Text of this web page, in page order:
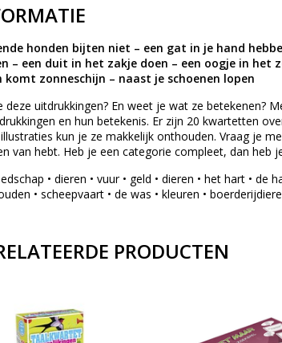
honden bijten niet – een gat in je hand
– een duit in het zakje doen – een oogje in het
komt zonneschijn – naast je schoenen lopen
deze uitdrukkingen? En weet je wat ze betekenen?
en hun betekenis. Er zijn 20 kwartetten
kun je ze makkelijk onthouden. Vraag je
van hebt. Heb je een categorie compleet, dan
• dieren • vuur • geld • dieren • het hart •
• scheepvaart • de was • kleuren •
PRODUCTEN